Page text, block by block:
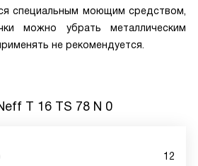
специальным моющим средством,
можно убрать металлическим
не рекомендуется.
T 16 TS 78 N 0
12